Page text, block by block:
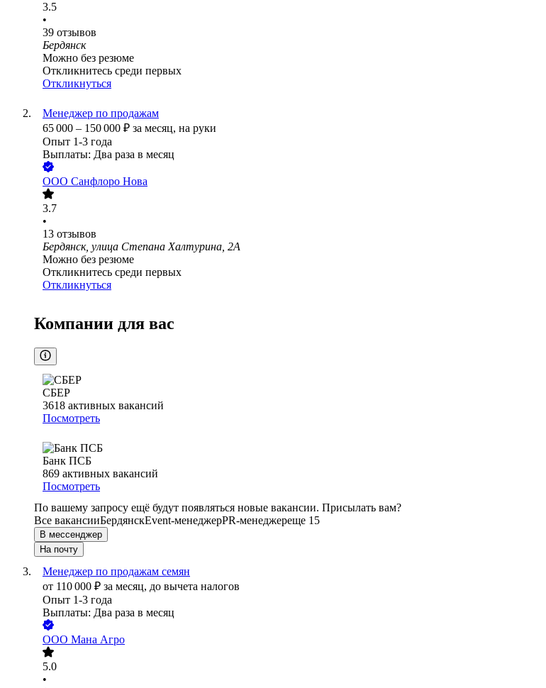
3.5
•
39 отзывов
Бердянск
Можно без резюме
Откликнитесь среди первых
Откликнуться
Менеджер по продажам
65 000 – 150 000 ₽ за месяц, на руки
Опыт 1-3 года
Выплаты: Два раза в месяц
ООО Санфлоро Нова
3.7
•
13 отзывов
Бердянск, улица Степана Халтурина, 2А
Можно без резюме
Откликнитесь среди первых
Откликнуться
Компании для вас
СБЕР
3618 активных вакансий
Посмотреть
Банк ПСБ
869 активных вакансий
Посмотреть
По вашему запросу ещё будут появляться новые вакансии. Присылать вам?
Все вакансииБердянскEvent-менеджерPR-менеджереще 15
В мессенджер
На почту
Менеджер по продажам семян
от 110 000 ₽ за месяц, до вычета налогов
Опыт 1-3 года
Выплаты: Два раза в месяц
ООО Мана Агро
5.0
•